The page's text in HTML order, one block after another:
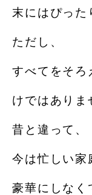
末にはぴった
ただし、
すべてをそろ
けではありま
昔と違って、
今は忙しい家
豪華にしなく